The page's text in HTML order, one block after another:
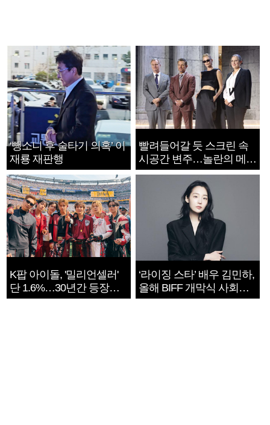
‘뺑소니 후 술타기 의혹’ 이
재룡 재판행
빨려들어갈 듯 스크린 속
시공간 변주…놀란의 메시
지는 ‘전쟁 속죄’
K팝 아이돌, '밀리언셀러'
단 1.6%…30년간 등장
1182개팀 전수조사
‘라이징 스타’ 배우 김민하,
올해 BIFF 개막식 사회자
확정